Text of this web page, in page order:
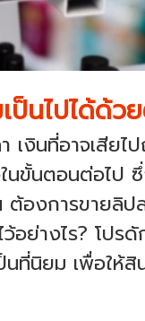
ป็นไปได้ด้ว
เงินที่อาจเสีย
นขั้นตอนต่อไป
ต้องการขาย
ว้อย่างไร? โป
นที่นิยม เพื่อให้